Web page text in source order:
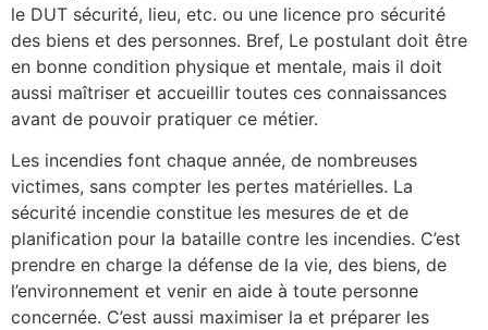
le DUT sécurité, lieu, etc. ou une licence pro sécurité
des biens et des personnes. Bref, Le postulant doit être
en bonne condition physique et mentale, mais il doit
aussi maîtriser et accueillir toutes ces connaissances
avant de pouvoir pratiquer ce métier.
Les incendies font chaque année, de nombreuses
victimes, sans compter les pertes matérielles. La
sécurité incendie constitue les mesures de et de
planification pour la bataille contre les incendies. C’est
prendre en charge la défense de la vie, des biens, de
l’environnement et venir en aide à toute personne
concernée. C’est aussi maximiser la et préparer les